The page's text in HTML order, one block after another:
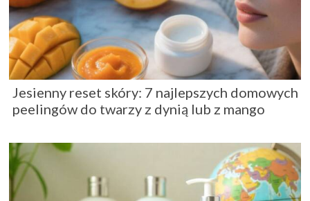
Jesienny reset skóry: 7 najlepszych domowych
peelingów do twarzy z dynią lub z mango